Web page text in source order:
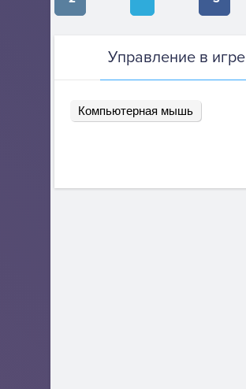
Управление в игре
Компьютерная мышь